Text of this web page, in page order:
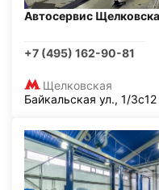
Автосервис
+7 (495) 162-90-81
Щелковская
Байкальская ул., 1/3с12